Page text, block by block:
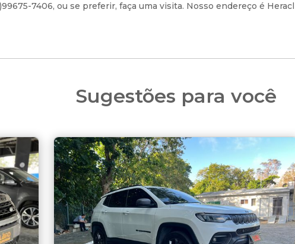
7406, ou se preferir, faça uma visita. Nosso endereço é
Sugestões para você